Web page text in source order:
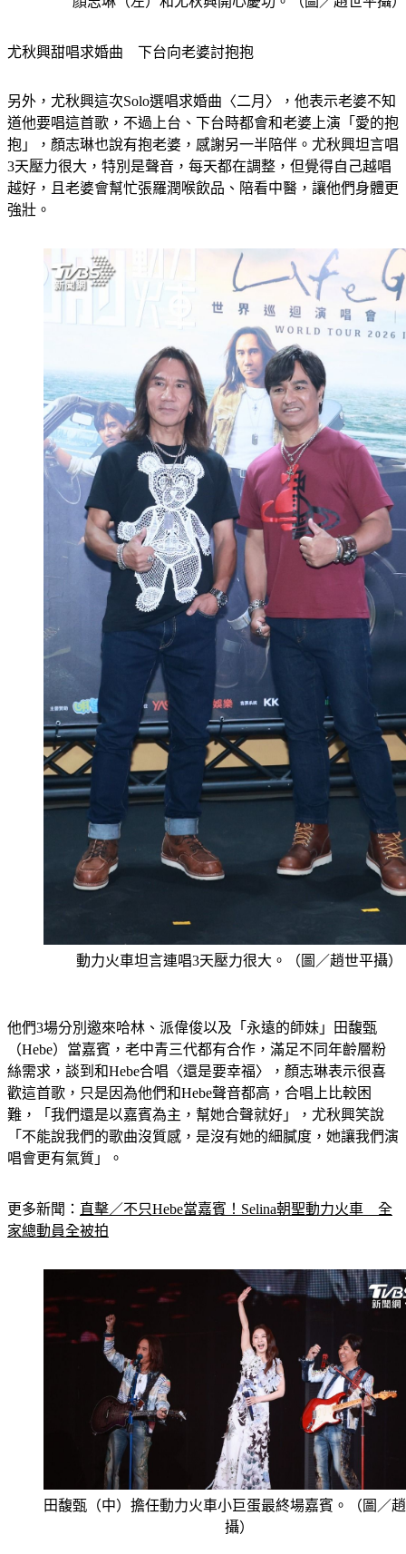
尤秋興甜唱求婚曲　下台向老婆討抱抱
另外，尤秋興這次Solo選唱求婚曲〈二月〉，他表示老婆不知
道他要唱這首歌，不過上台、下台時都會和老婆上演「愛的抱
抱」，顏志琳也說有抱老婆，感謝另一半陪伴。尤秋興坦言唱
3天壓力很大，特別是聲音，每天都在調整，但覺得自己越唱
越好，且老婆會幫忙張羅潤喉飲品、陪看中醫，讓他們身體更
強壯。
動力火車坦言連唱3天壓力很大。（圖／趙世平攝）
他們3場分別邀來哈林、派偉俊以及「永遠的師妹」田馥甄
（Hebe）當嘉賓，老中青三代都有合作，滿足不同年齡層粉
絲需求，談到和Hebe合唱〈還是要幸福〉，顏志琳表示很喜
歡這首歌，只是因為他們和Hebe聲音都高，合唱上比較困
難，「我們還是以嘉賓為主，幫她合聲就好」，尤秋興笑說
「不能說我們的歌曲沒質感，是沒有她的細膩度，她讓我們演
唱會更有氣質」。
更多新聞： 直擊／不只Hebe當嘉賓！Selina朝聖動力火車　全
家總動員全被拍
田馥甄（中）擔任動力火車小巨蛋最終場嘉賓。（圖／
攝）